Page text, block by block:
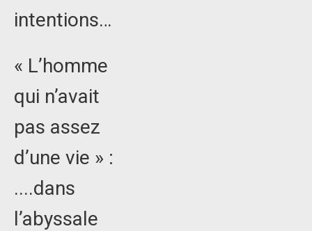
intentions…
« L’homme
qui n’avait
pas assez
d’une vie » :
....dans
l’abyssale